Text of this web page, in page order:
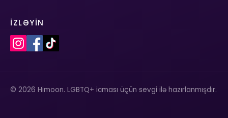
İZLƏYIN
© 2026 Himoon. LGBTQ+ icması üçün sevgi ilə hazırlanmışdır.